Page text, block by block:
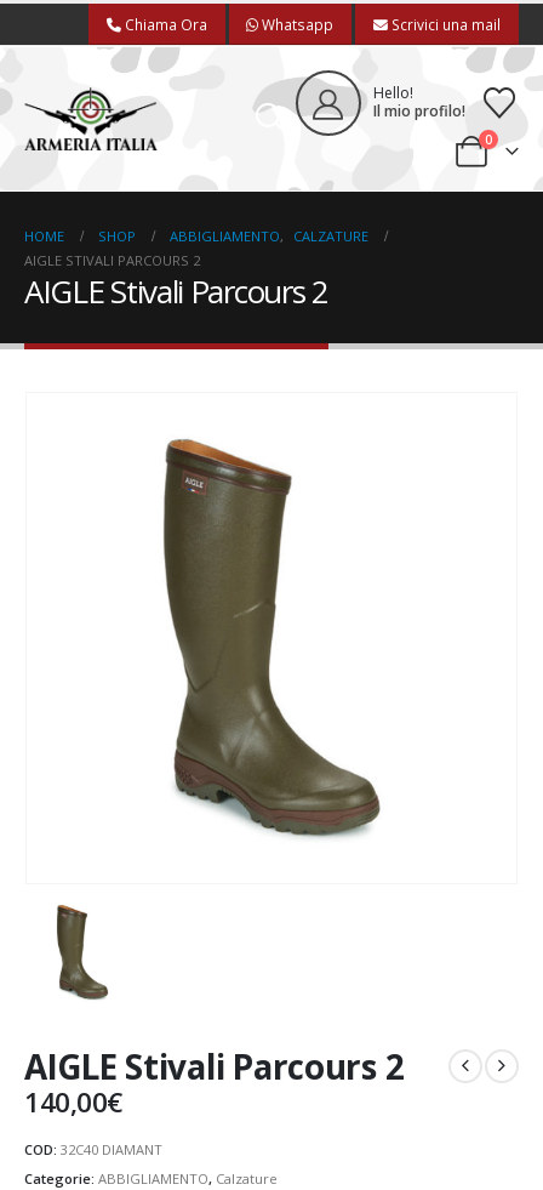
Chiama Ora Whatsapp Scrivici una mail
Hello!
Il mio profilo!
0
HOME SHOP ABBIGLIAMENTO,
CALZATURE
AIGLE STIVALI PARCOURS 2
AIGLE Stivali Parcours 2
AIGLE Stivali Parcours 2
140,00€
COD: 32C40 DIAMANT
Categorie: ABBIGLIAMENTO, Calzature